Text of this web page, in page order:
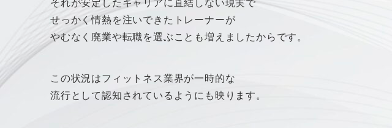
それが安定したキャリアに直結しない現実で
せっかく情熱を注いできたトレーナーが
やむなく廃業や転職を選ぶことも増えましたからです。
この状況はフィットネス業界が一時的な
流行として認知されているようにも映ります。